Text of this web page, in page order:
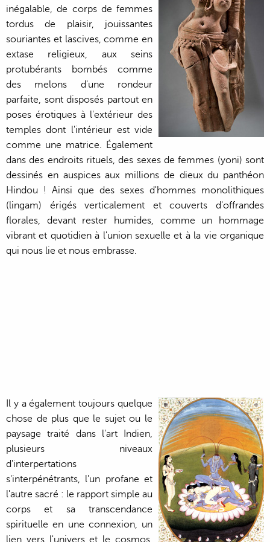
inégalable, de corps de femmes
tordus de plaisir, jouissantes
souriantes et lascives, comme en
extase religieux, aux seins
protubérants bombés comme
des melons d'une rondeur
parfaite, sont disposés partout en
poses érotiques à l'extérieur des
temples dont l'intérieur est vide
comme une matrice. Également
dans des endroits rituels, des sexes de femmes (yoni) sont
dessinés en auspices aux millions de dieux du panthéon
Hindou ! Ainsi que des sexes d'hommes monolithiques
(lingam) érigés verticalement et couverts d'offrandes
florales, devant rester humides, comme un hommage
vibrant et quotidien à l'union sexuelle et à la vie organique
qui nous lie et nous embrasse.
Il y a également toujours quelque
chose de plus que le sujet ou le
paysage traité dans l'art Indien,
plusieurs niveaux
d'interpertations
s'interpénétrants, l'un profane et
l'autre sacré : le rapport simple au
corps et sa transcendance
spirituelle en une connexion, un
lien vers l'univers et le cosmos.